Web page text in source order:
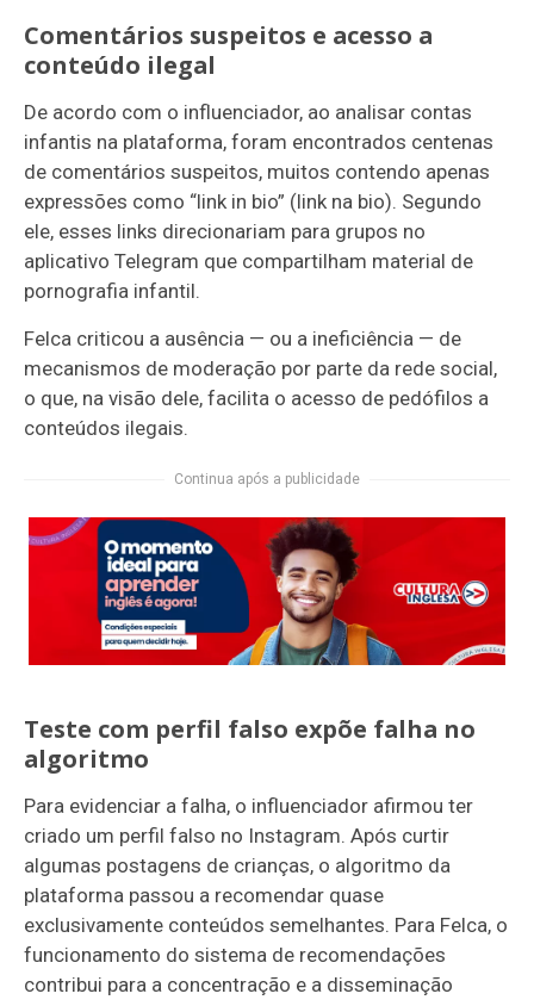
Comentários suspeitos e acesso a
conteúdo ilegal
De acordo com o influenciador, ao analisar contas
infantis na plataforma, foram encontrados centenas
de comentários suspeitos, muitos contendo apenas
expressões como “link in bio” (link na bio). Segundo
ele, esses links direcionariam para grupos no
aplicativo Telegram que compartilham material de
pornografia infantil.
Felca criticou a ausência — ou a ineficiência — de
mecanismos de moderação por parte da rede social,
o que, na visão dele, facilita o acesso de pedófilos a
conteúdos ilegais.
Continua após a publicidade
Teste com perfil falso expõe falha no
algoritmo
Para evidenciar a falha, o influenciador afirmou ter
criado um perfil falso no Instagram. Após curtir
algumas postagens de crianças, o algoritmo da
plataforma passou a recomendar quase
exclusivamente conteúdos semelhantes. Para Felca, o
funcionamento do sistema de recomendações
contribui para a concentração e a disseminação